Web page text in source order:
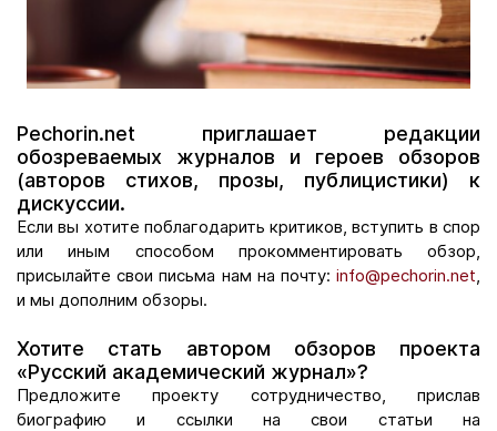
Pechorin.net приглашает редакции
обозреваемых журналов и героев обзоров
(авторов стихов, прозы, публицистики) к
дискуссии.
Если вы хотите поблагодарить критиков, вступить в спор
или иным способом прокомментировать обзор,
присылайте свои письма нам на почту: info@pechorin.net
и мы дополним обзоры.
Хотите стать автором обзоров проекта
«Русский академический журнал»?
Предложите проекту сотрудничество, прислав
биографию и ссылки на свои статьи на